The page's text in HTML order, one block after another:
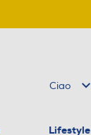
Ciao
Lifestyle